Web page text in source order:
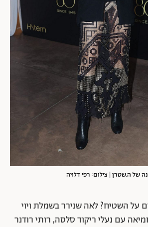
על השטיח? לאה שנירר בשמלת ויוי
עם נעלי ריקוד סלסה, רותי רודנר